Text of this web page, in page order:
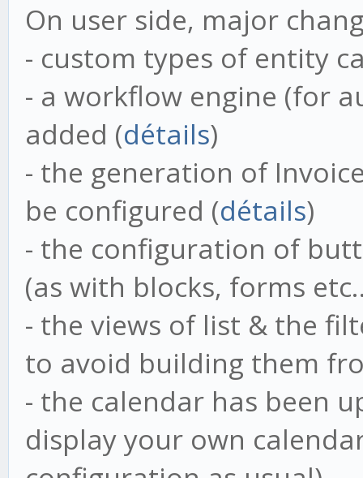
On user side, major
- custom types of entity
- a workflow engine (for
added (détails)
- the generation of
be configured (détails)
- the configuration of
(as with blocks, forms
- the views of list & the
to avoid building them
- the calendar has been
display your own